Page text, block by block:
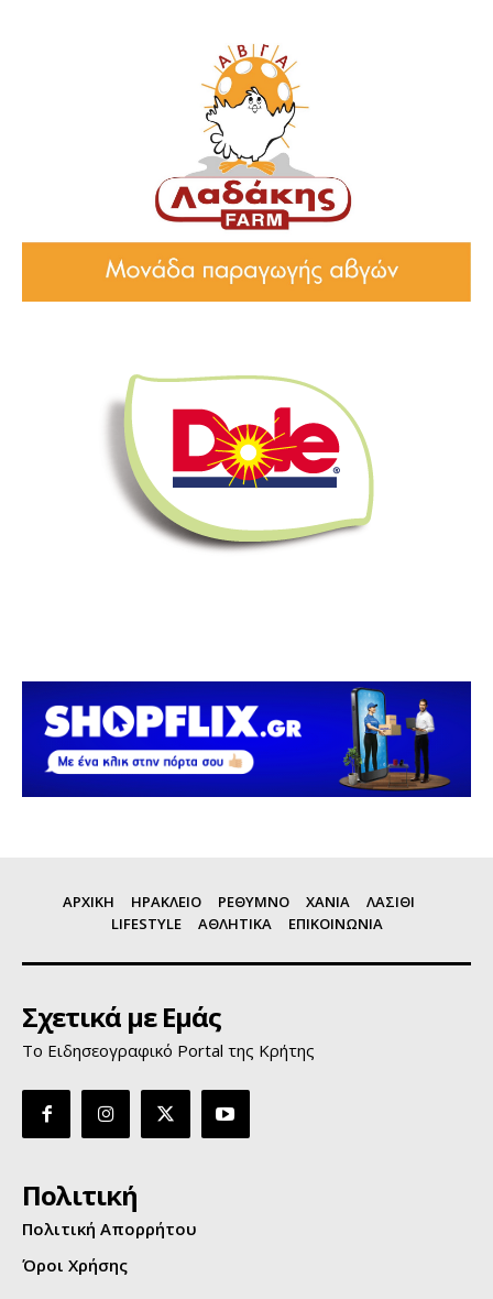
ΑΡΧΙΚΗ ΗΡΑΚΛΕΙΟ ΡΕΘΥΜΝΟ ΧΑΝΙΑ
ΛΑΣΙΘΙ
LIFESTYLE
ΑΘΛΗΤΙΚΑ ΕΠΙΚΟΙΝΩΝΙΑ
Σχετικά με Εμάς
Το Ειδησεογραφικό Portal της Κρήτης
Πολιτική
Πολιτική Απορρήτου
Όροι Χρήσης